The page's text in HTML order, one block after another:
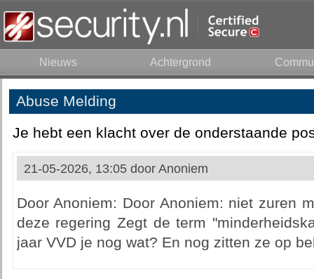
Nieuws Achtergrond
Abuse Melding
Je hebt een klacht over de onderstaande
21-05-2026, 13:05 door Anoniem
Door Anoniem: Door Anoniem: niet zuren
deze regering Zegt de term
jaar VVD je nog wat? En nog zitten ze op